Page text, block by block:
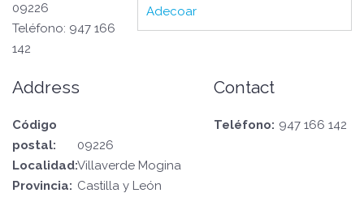
Adecoar
09226
Teléfono: 947 166
142
Address
Código
postal:
09226
Localidad:Villaverde Mogina
Provincia: Castilla y León
Contact
Teléfono: 947 166 142